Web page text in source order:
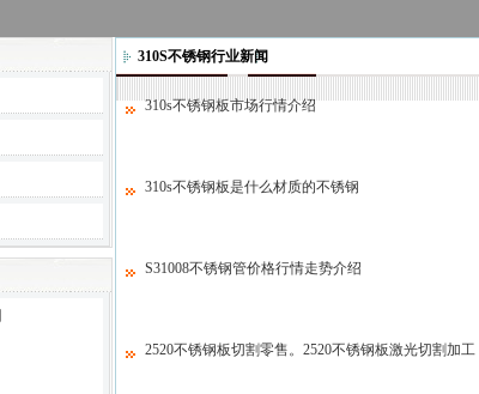
310S不锈钢行业新闻
310s不锈钢板市场行情介绍
310s不锈钢板是什么材质的不锈钢
S31008不锈钢管价格行情走势介绍
2520不锈钢板切割零售。2520不锈钢板激光切割加工